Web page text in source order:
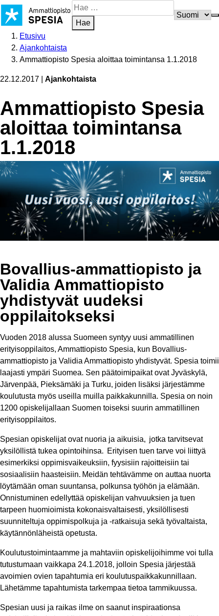
Siirry
sisältöön
Hae
sivustosta
Hae
Etusivu
Ajankohtaista
Ammattiopisto Spesia aloittaa toimintansa 1.1.2018
22.12.2017 Ajankohtaista
Ammattiopisto Spesia
aloittaa toimintansa
1.1.2018
Bovallius-ammattiopisto ja
Validia Ammattiopisto
yhdistyvät uudeksi
oppilaitokseksi
Vuoden 2018 alussa Suomeen syntyy uusi ammatillinen
erityisoppilaitos, Ammattiopisto Spesia, kun Bovallius-
ammattiopisto ja Validia Ammattiopisto yhdistyvät. Spesia toimii
laajasti ympäri Suomea. Sen päätoimipaikat ovat Jyväskylä,
Järvenpää, Pieksämäki ja Turku, joiden lisäksi järjestämme
koulutusta myös useilla muilla paikkakunnilla. Spesia on noin
1200 opiskelijallaan Suomen toiseksi suurin ammatillinen
erityisoppilaitos.
Spesian opiskelijat ovat nuoria ja aikuisia, jotka tarvitsevat
yksilöllistä tukea opintoihinsa. Erityisen tuen tarve voi liittyä
esimerkiksi oppimisvaikeuksiin, fyysisiin rajoitteisiin tai
sosiaalisiin haasteisiin. Meidän tehtävämme on auttaa nuorta
löytämään oman suuntansa, polkunsa työhön ja elämään.
Onnistuminen edellyttää opiskelijan vahvuuksien ja tuen
tarpeen huomioimista kokonaisvaltaisesti, yksilöllisesti
suunniteltuja oppimispolkuja ja -ratkaisuja sekä työvaltaista,
käytännönläheistä opetusta.
Koulutustoimintaamme ja mahtaviin opiskelijoihimme voi tulla
tutustumaan vaikkapa 24.1.2018, jolloin Spesia järjestää
avoimien ovien tapahtumia eri koulutuspaikkakunnillaan.
Lähetämme tapahtumista tarkempaa tietoa tammikuussa.
Spesian uusi ja raikas ilme on saanut inspiraationsa